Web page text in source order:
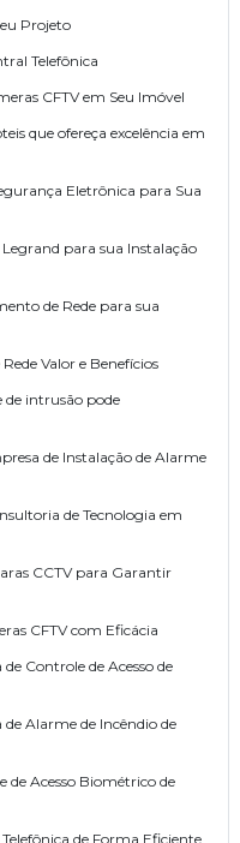
Projeto
Telefônica
CFTV em Seu Imóvel
que ofereça excelência em
Eletrônica para Sua
para sua Instalação
de Rede para sua
Valor e Benefícios
intrusão pode
de Instalação de Alarme
de Tecnologia em
CCTV para Garantir
CFTV com Eficácia
Controle de Acesso de
Alarme de Incêndio de
de Acesso Biométrico de
de Forma Eficiente